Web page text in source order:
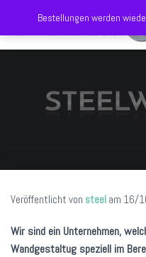
Bestellungen werden
Veröffentlicht von steel am 16/
Wir sind ein Unternehmen,
Wandgestaltug speziell im